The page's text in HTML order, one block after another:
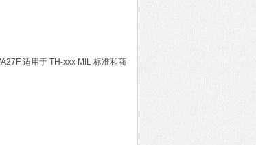
适用于 TH-xxx MIL 标准和商